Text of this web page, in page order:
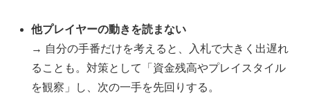
他プレイヤーの動きを読まない
→ 自分の手番だけを考えると、入札で大きく出遅れ
ることも。対策として「資金残高やプレイスタイル
を観察」し、次の一手を先回りする。